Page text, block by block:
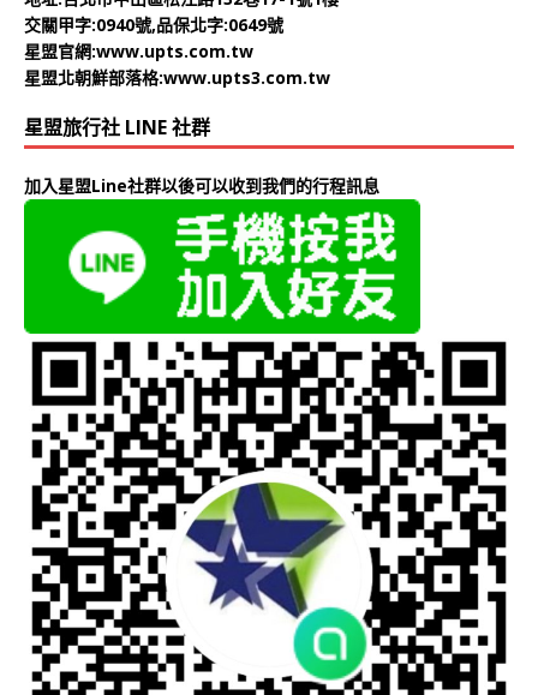
交關甲字:0940號,品保北字:0649號
星盟官網:www.upts.com.tw
星盟北朝鮮部落格:www.upts3.com.tw
星盟旅行社 LINE 社群
加入星盟Line社群以後可以收到我們的行程訊息